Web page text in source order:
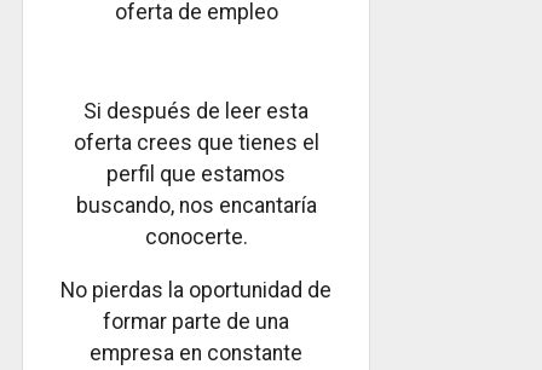
oferta de empleo
Si después de leer esta
oferta crees que tienes el
perfil que estamos
buscando, nos encantaría
conocerte.
No pierdas la oportunidad de
formar parte de una
empresa en constante